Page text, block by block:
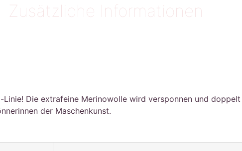
Zusätzliche Informationen
Linie! Die extrafeine Merinowolle wird versponnen und
der Maschenkunst.